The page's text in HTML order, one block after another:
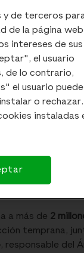
una de las
y nuestro
Día Internacional
su Iniciativa
edad. De
que 1 de cada
asegura que
a más de 2
temprana,
, responsable del
y de terceros
de la página
intereses de sus
el usuario
de lo contrario,
el usuario puede
o rechazar.
instaladas